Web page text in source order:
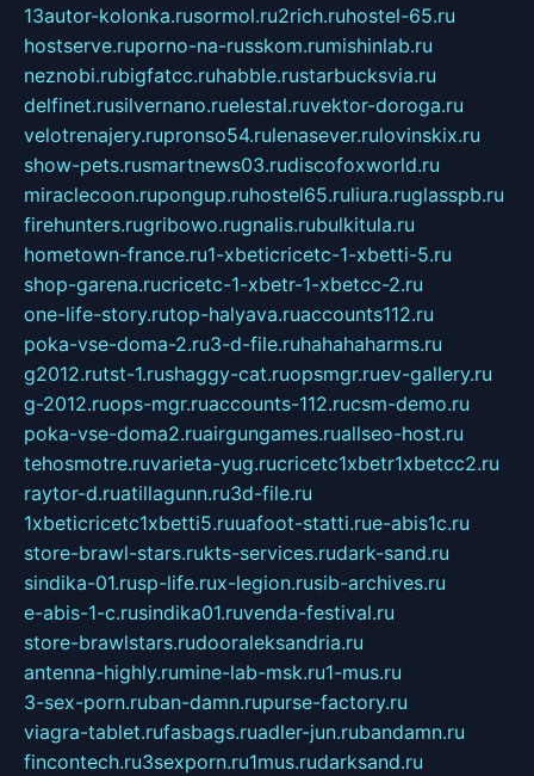
13autor-kolonka.rusormol.ru2rich.ruhostel-65.ru
hostserve.ruporno-na-russkom.rumishinlab.ru
neznobi.rubigfatcc.ruhabble.rustarbucksvia.ru
delfinet.rusilvernano.ruelestal.ruvektor-doroga.ru
velotrenajery.rupronso54.rulenasever.rulovinskix.ru
show-pets.rusmartnews03.rudiscofoxworld.ru
miraclecoon.rupongup.ruhostel65.ruliura.ruglasspb.ru
firehunters.rugribowo.rugnalis.rubulkitula.ru
hometown-france.ru1-xbeticricetc-1-xbetti-5.ru
shop-garena.rucricetc-1-xbetr-1-xbetcc-2.ru
one-life-story.rutop-halyava.ruaccounts112.ru
poka-vse-doma-2.ru3-d-file.ruhahahaharms.ru
g2012.rutst-1.rushaggy-cat.ruopsmgr.ruev-gallery.ru
g-2012.ruops-mgr.ruaccounts-112.rucsm-demo.ru
poka-vse-doma2.ruairgungames.ruallseo-host.ru
tehosmotre.ruvarieta-yug.rucricetc1xbetr1xbetcc2.ru
raytor-d.ruatillagunn.ru3d-file.ru
1xbeticricetc1xbetti5.ruuafoot-statti.rue-abis1c.ru
store-brawl-stars.rukts-services.rudark-sand.ru
sindika-01.rusp-life.rux-legion.rusib-archives.ru
e-abis-1-c.rusindika01.ruvenda-festival.ru
store-brawlstars.rudooraleksandria.ru
antenna-highly.rumine-lab-msk.ru1-mus.ru
3-sex-porn.ruban-damn.rupurse-factory.ru
viagra-tablet.rufasbags.ruadler-jun.rubandamn.ru
fincontech.ru3sexporn.ru1mus.rudarksand.ru